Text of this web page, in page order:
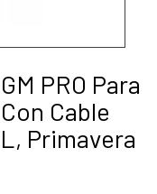
PRO Para
Cable
Primavera